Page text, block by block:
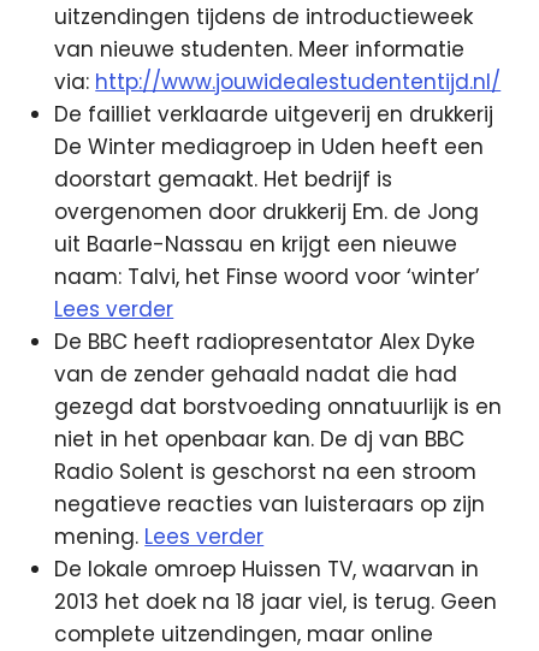
uitzendingen tijdens de introductieweek
van nieuwe studenten. Meer informatie
via: http://www.jouwidealestudententijd.nl/
De failliet verklaarde uitgeverij en drukkerij
De Winter mediagroep in Uden heeft een
doorstart gemaakt. Het bedrijf is
overgenomen door drukkerij Em. de Jong
uit Baarle-Nassau en krijgt een nieuwe
naam: Talvi, het Finse woord voor ‘winter’
Lees verder
De BBC heeft radiopresentator Alex Dyke
van de zender gehaald nadat die had
gezegd dat borstvoeding onnatuurlijk is en
niet in het openbaar kan. De dj van BBC
Radio Solent is geschorst na een stroom
negatieve reacties van luisteraars op zijn
mening. Lees verder
De lokale omroep Huissen TV, waarvan in
2013 het doek na 18 jaar viel, is terug. Geen
complete uitzendingen, maar online